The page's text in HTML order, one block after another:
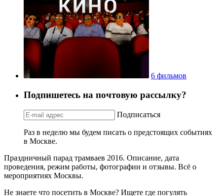
6 фильмов
Подпишетесь на почтовую рассылку?
Подписаться
Раз в неделю мы будем писать о предстоящих событиях
в Москве.
Праздничный парад трамваев 2016. Описание, дата
проведения, режим работы, фотографии и отзывы. Всё о
мероприятиях Москвы.
Не знаете что посетить в Москве? Ищете где погулять